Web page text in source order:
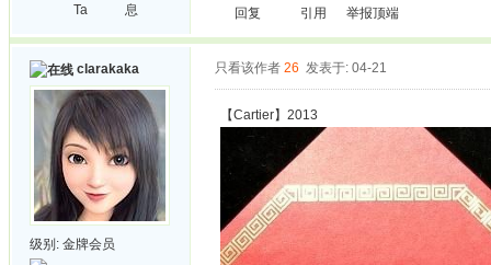
Ta
息
回复 引用 举报顶端
clarakaka
级别: 金牌会员
只看该作者 26 发表于: 04-21
【Cartier】2013